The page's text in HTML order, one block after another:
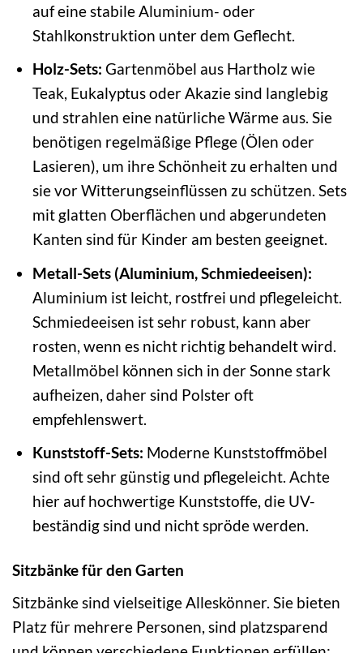
auf eine stabile Aluminium- oder
Stahlkonstruktion unter dem Geflecht.
Holz-Sets: Gartenmöbel aus Hartholz wie
Teak, Eukalyptus oder Akazie sind langlebig
und strahlen eine natürliche Wärme aus. Sie
benötigen regelmäßige Pflege (Ölen oder
Lasieren), um ihre Schönheit zu erhalten und
sie vor Witterungseinflüssen zu schützen. Sets
mit glatten Oberflächen und abgerundeten
Kanten sind für Kinder am besten geeignet.
Metall-Sets (Aluminium, Schmiedeeisen):
Aluminium ist leicht, rostfrei und pflegeleicht.
Schmiedeeisen ist sehr robust, kann aber
rosten, wenn es nicht richtig behandelt wird.
Metallmöbel können sich in der Sonne stark
aufheizen, daher sind Polster oft
empfehlenswert.
Kunststoff-Sets: Moderne Kunststoffmöbel
sind oft sehr günstig und pflegeleicht. Achte
hier auf hochwertige Kunststoffe, die UV-
beständig sind und nicht spröde werden.
Sitzbänke für den Garten
Sitzbänke sind vielseitige Alleskönner. Sie bieten
Platz für mehrere Personen, sind platzsparend